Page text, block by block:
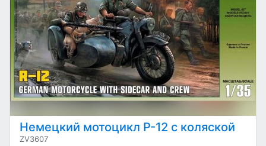
Немецкий мотоцикл Р-12 с коляской
ZV3607